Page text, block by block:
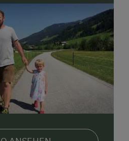
und liebevoll
verfügt unser
und
Infrarotkabine und
Standard ist für uns auch
Ferienwohnung.
einen
eine kleine, gemütliche